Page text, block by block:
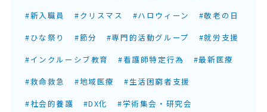
#新入職員
#クリスマス #ハロウィーン
#敬老の日
#ひな祭り
#節分 #専門的活動グループ
#就労支援
#インクルーシブ教育
#看護師特定行為
#最新医療
#救命救急
#地域医療
#生活困窮者支援
#社会的養護
#DX化
#学術集会・研究会